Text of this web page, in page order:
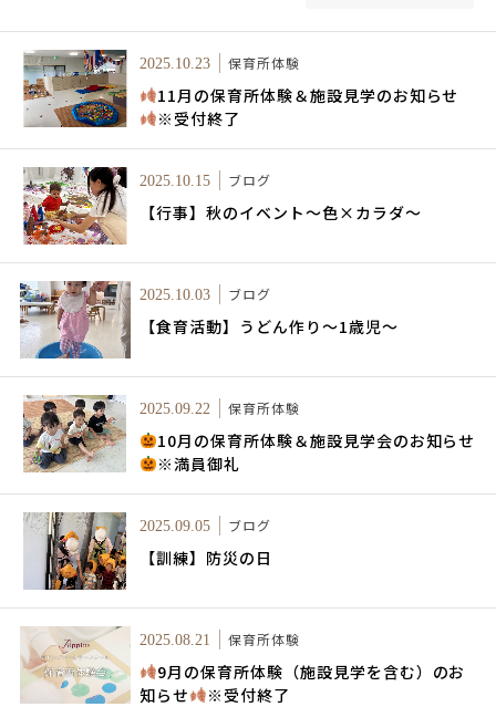
2025.10.23 保育所体験
11月の保育所体験＆施設見学のお知らせ
※受付終了
2025.10.15 ブログ
【行事】秋のイベント～色×カラダ～
2025.10.03 ブログ
【食育活動】うどん作り～1歳児～
2025.09.22 保育所体験
10月の保育所体験＆施設見学会のお知らせ
※満員御礼
2025.09.05 ブログ
【訓練】防災の日
2025.08.21 保育所体験
9月の保育所体験（施設見学を含む）のお
知らせ
※受付終了